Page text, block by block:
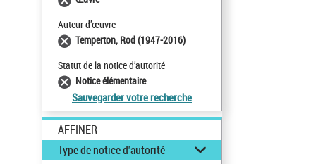
Auteur d’œuvre
Temperton, Rod (1947-2016)
Statut de la notice d’autorité
Notice élémentaire
Sauvegarder votre recherche
AFFINER
Type de notice d'autorité